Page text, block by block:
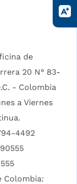
de
20 N° 83-
- Colombia
a Viernes
4492
Colombia: